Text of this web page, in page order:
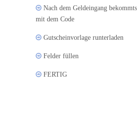
Nach dem Geldeingang
mit dem Code
Gutscheinvorlage runterladen
Felder füllen
FERTIG